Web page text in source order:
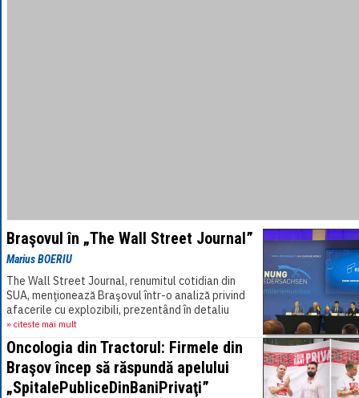
Braşovul în „The Wall Street Journal”
Marius BOERIU
The Wall Street Journal, renumitul cotidian din
SUA, menţionează Braşovul într-o analiză privind
afacerile cu explozibili, prezentând în detaliu
înţelegerea NATO-România-Germania,[...]
» citeste mai mult
Oncologia din Tractorul: Firmele din
Braşov încep să răspundă apelului
„SpitalePubliceDinBaniPrivaţi”